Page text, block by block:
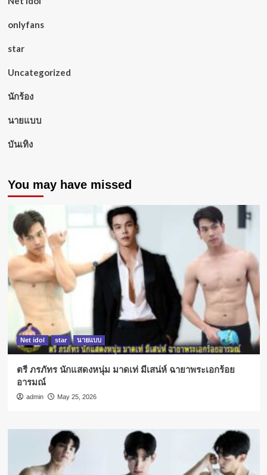
onlyfans
star
Uncategorized
นักร้อง
นายแบบ
บันเทิง
You may have missed
Net idol star นายแบบ
ตรี ภรภัทร นักแสดงหนุ่ม มาดเท่ มีเสน่ห์ ฉายาพระเอกร้อย
อารมณ์
admin May 25, 2026